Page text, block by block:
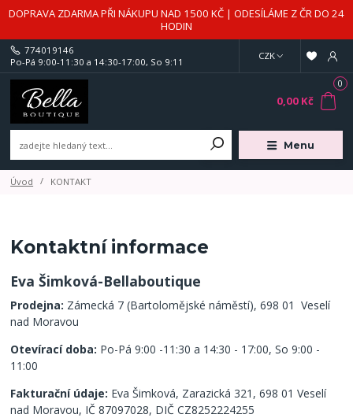
DOPRAVA ZDARMA PŘI NÁKUPU NAD 1500 KČ | ODESÍLÁME Z ČR DO 24
HODIN
Menu
CZK
774019146
Po-Pá 9:00-11:30 a 14:30-17:00, So 9:11
0
0,00 Kč
Úvod KONTAKT
Kontaktní informace
Eva Šimková-Bellaboutique
Prodejna: Zámecká 7 (Bartolomějské náměstí), 698 01 Veselí
nad Moravou
Otevírací doba: Po-Pá 9:00 -11:30 a 14:30 - 17:00, So 9:00 -
11:00
Fakturační údaje: Eva Šimková, Zarazická 321, 698 01 Veselí
nad Moravou, IČ 87097028, DIČ CZ8252224255